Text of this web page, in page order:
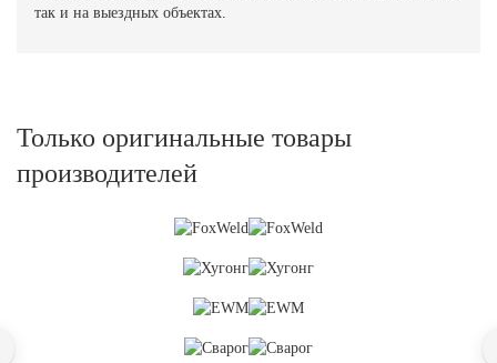
так и на выездных объектах.
Только оригинальные товары
производителей